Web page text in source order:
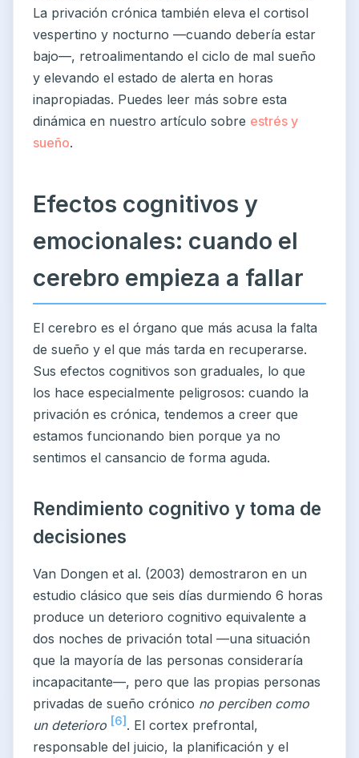
La privación crónica también eleva el cortisol
vespertino y nocturno —cuando debería estar
bajo—, retroalimentando el ciclo de mal sueño
y elevando el estado de alerta en horas
inapropiadas. Puedes leer más sobre esta
dinámica en nuestro artículo sobre estrés y
sueño.
Efectos cognitivos y
emocionales: cuando el
cerebro empieza a fallar
El cerebro es el órgano que más acusa la falta
de sueño y el que más tarda en recuperarse.
Sus efectos cognitivos son graduales, lo que
los hace especialmente peligrosos: cuando la
privación es crónica, tendemos a creer que
estamos funcionando bien porque ya no
sentimos el cansancio de forma aguda.
Rendimiento cognitivo y toma de
decisiones
Van Dongen et al. (2003) demostraron en un
estudio clásico que seis días durmiendo 6 horas
produce un deterioro cognitivo equivalente a
dos noches de privación total —una situación
que la mayoría de las personas consideraría
incapacitante—, pero que las propias personas
privadas de sueño crónico no perciben como
un deterioro [6] . El cortex prefrontal,
responsable del juicio, la planificación y el